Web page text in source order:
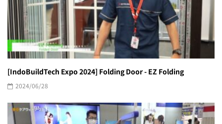
[IndoBuildTech Expo 2024] Folding Door - EZ Folding
2024/06/28